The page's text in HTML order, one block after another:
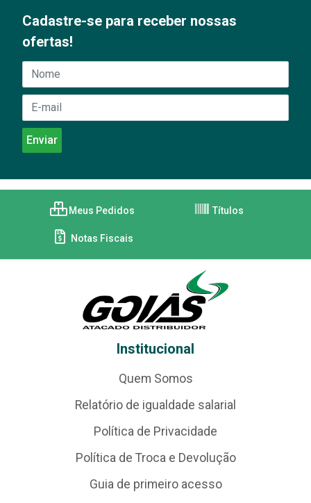
Cadastre-se para receber nossas
ofertas!
Meus Pedidos Títulos
Notas Fiscais
Institucional
Quem Somos
Relatório de igualdade salarial
Política de Privacidade
Política de Troca e Devolução
Guia de primeiro acesso